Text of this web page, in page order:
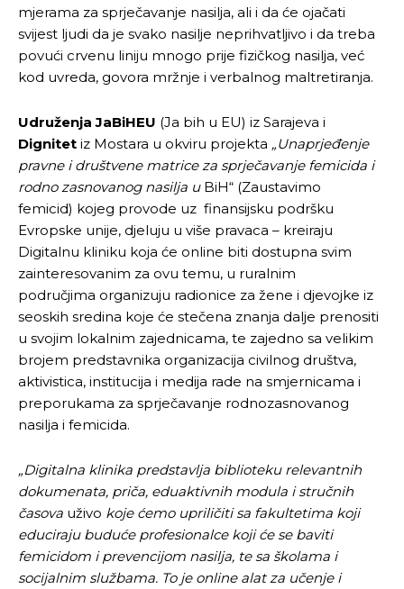
mjerama za sprječavanje nasilja, ali i da će ojačati
svijest ljudi da je svako nasilje neprihvatljivo i da treba
povući crvenu liniju mnogo prije fizičkog nasilja, već
kod uvreda, govora mržnje i verbalnog maltretiranja.
Udruženja JaBiHEU (Ja bih u EU) iz Sarajeva i
Dignitet iz Mostara u okviru projekta „Unaprjeđenje
pravne i društvene matrice za sprječavanje femicida i
rodno zasnovanog nasilja u BiH“ (Zaustavimo
femicid) kojeg provode uz finansijsku podršku
Evropske unije, djeluju u više pravaca – kreiraju
Digitalnu kliniku koja će online biti dostupna svim
zainteresovanim za ovu temu, u ruralnim
područjima organizuju radionice za žene i djevojke iz
seoskih sredina koje će stečena znanja dalje prenositi
u svojim lokalnim zajednicama, te zajedno sa velikim
brojem predstavnika organizacija civilnog društva,
aktivistica, institucija i medija rade na smjernicama i
preporukama za sprječavanje rodnozasnovanog
nasilja i femicida.
„Digitalna klinika predstavlja biblioteku relevantnih
dokumenata, priča, eduaktivnih modula i stručnih
časova uživo koje ćemo upriličiti sa fakultetima koji
educiraju buduće profesionalce koji će se baviti
femicidom i prevencijom nasilja, te sa školama i
socijalnim službama. To je online alatza učenje i